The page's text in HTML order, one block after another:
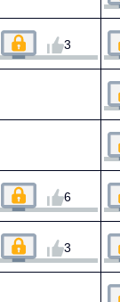
3
6
3